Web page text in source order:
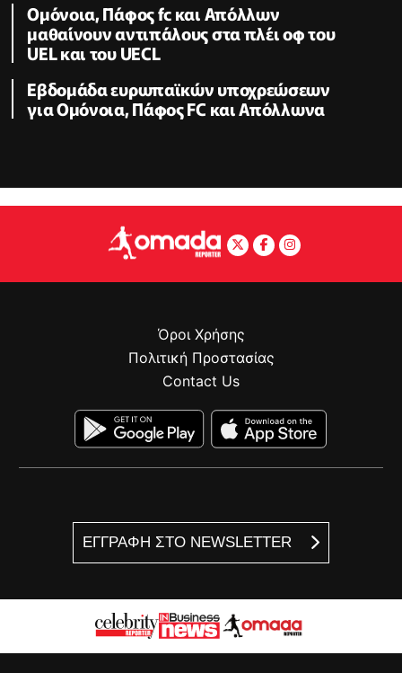
Ομόνοια, Πάφος fc και Απόλλων
μαθαίνουν αντιπάλους στα πλέι οφ του
UEL και του UECL
Εβδομάδα ευρωπαϊκών υποχρεώσεων
για Ομόνοια, Πάφος FC και Απόλλωνα
ΕΓΓΡΑΦΗ ΣΤΟ NEWSLETTER
Όροι Χρήσης
Πολιτική Προστασίας
Contact Us